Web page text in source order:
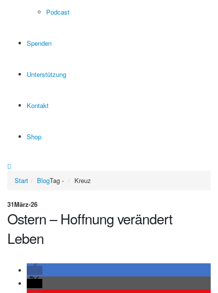
Podcast
Spenden
Unterstützung
Kontakt
Shop
Start BlogTag - Kreuz
31März-26
Ostern – Hoffnung verändert
Leben